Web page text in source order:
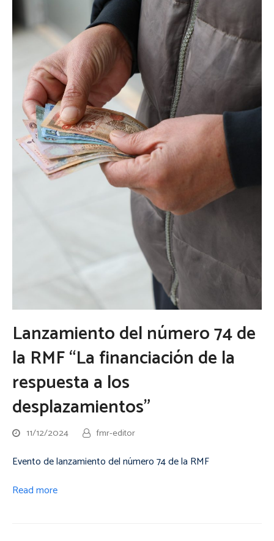
Lanzamiento del número 74 de
la RMF “La financiación de la
respuesta a los
desplazamientos”
11/12/2024 fmr-editor
Evento de lanzamiento del número 74 de la RMF
Read more